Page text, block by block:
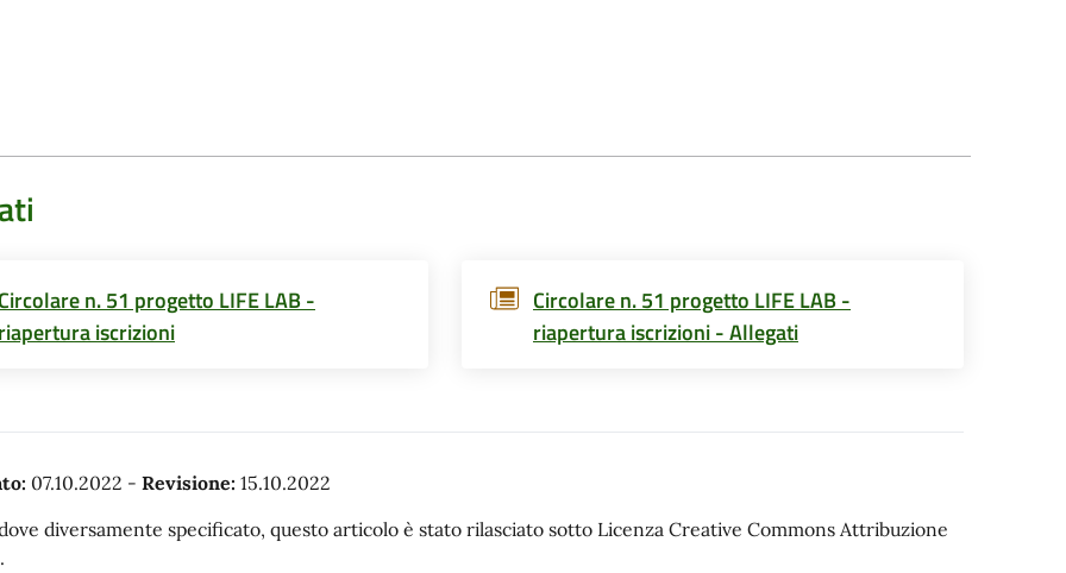
n. 51 progetto LIFE LAB -
iscrizioni
Circolare n. 51 progetto LIFE LAB -
riapertura iscrizioni - Allegati
07.10.2022 - Revisione: 15.10.2022
diversamente specificato, questo articolo è stato rilasciato sotto Licenza Creative Commons Attribuzione